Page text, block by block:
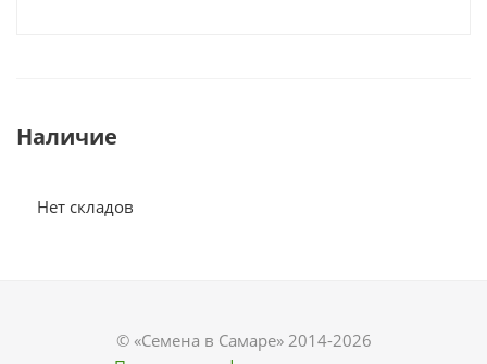
Наличие
Нет складов
© «Семена в Самаре» 2014-2026